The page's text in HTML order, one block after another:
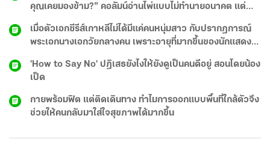
คุณเคยมองข้าม?” คอลัมน์อ่านไพ่แบบไม่ทำนายอนาคต แต่
ชวนคุยกับความรู้สึกในใจ ว่าไพ่อยากบอกอะไรคุณ
เมื่อตัวเอกซีรีส์เกาหลีไม่ได้มีแค่คนหนุ่มสาว กับปรากฏการณ์
พระเอกนางเอกวัยกลางคน เพราะอายุที่มากขึ้นของนักแสดง
ไม่ได้จำกัดอยู่แค่บทพ่อแม่อีกต่อไป
'How to Say No' ปฏิเสธยังไงให้ยังดูเป็นคนดีอยู่ สอนโดยน้อง
เป็ด
กายพร้อมฟิต แต่ติดเดินทาง ทำไมการออกแบบพื้นที่ใกล้ตัวจึง
ช่วยให้คนกลับมาใส่ใจสุขภาพได้มากขึ้น